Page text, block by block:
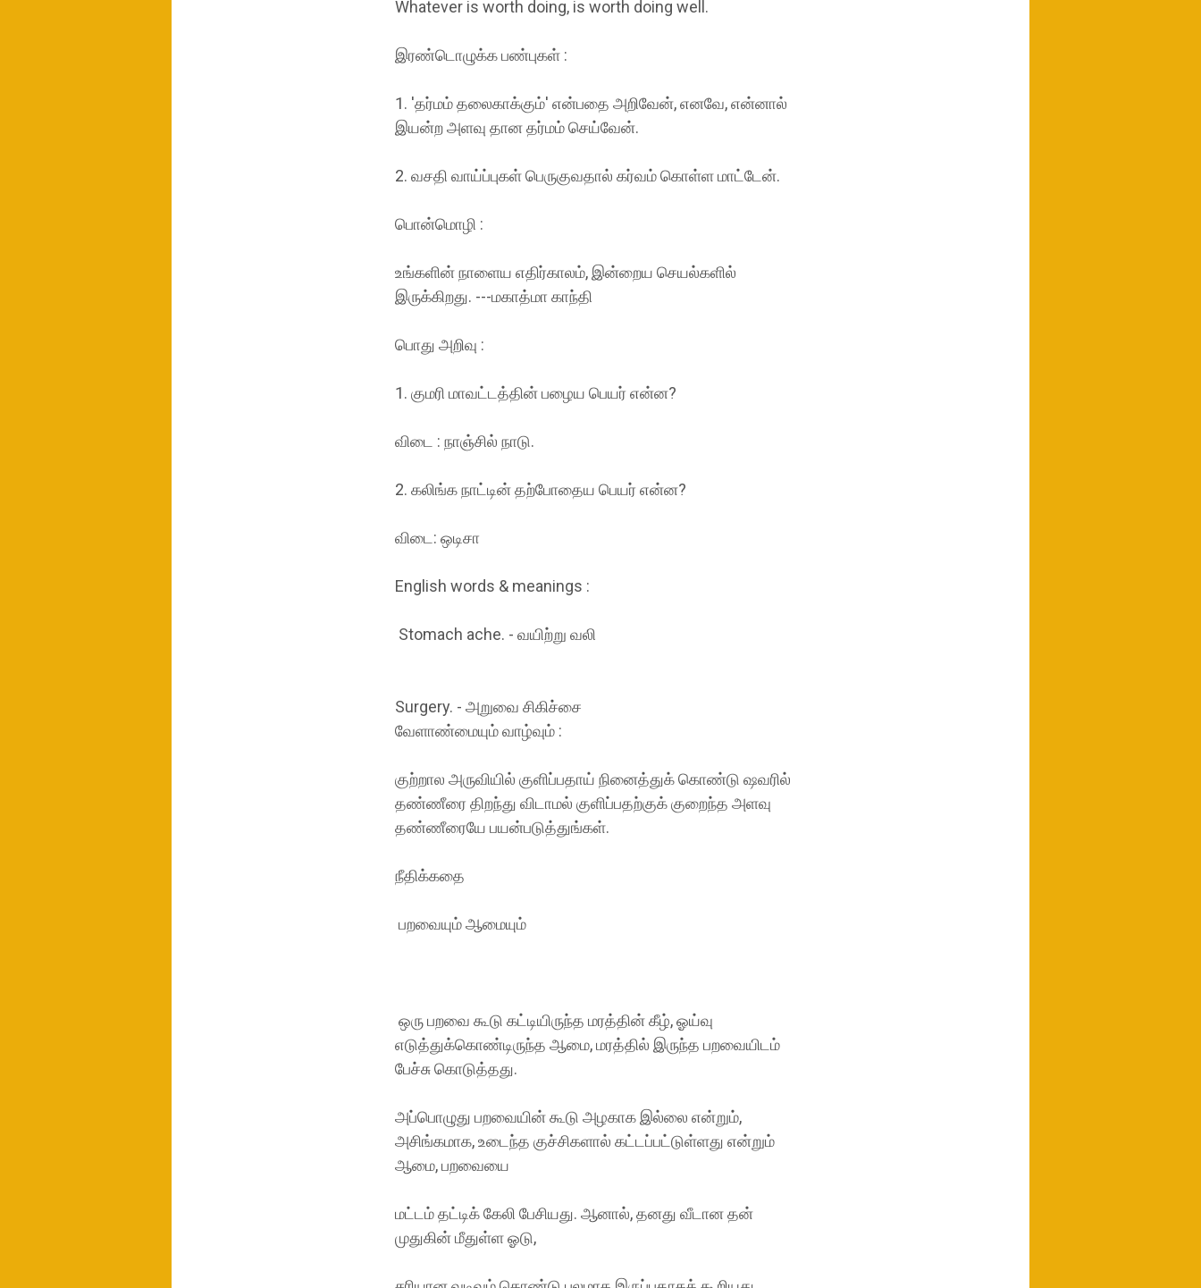
Whatever is worth doing, is worth doing well.
இரண்டொழுக்க பண்புகள் :
1. 'தர்மம் தலைகாக்கும்' என்பதை அறிவேன், எனவே, என்னால்
இயன்ற அளவு தான தர்மம் செய்வேன்.
2. வசதி வாய்ப்புகள் பெருகுவதால் கர்வம் கொள்ள மாட்டேன்.
பொன்மொழி :
உங்களின் நாளைய எதிர்காலம், இன்றைய செயல்களில்
இருக்கிறது. ---மகாத்மா காந்தி
பொது அறிவு :
1. குமரி மாவட்டத்தின் பழைய பெயர் என்ன?
விடை : நாஞ்சில் நாடு.
2. கலிங்க நாட்டின் தற்போதைய பெயர் என்ன?
விடை: ஒடிசா
English words & meanings :
Stomach ache. - வயிற்று வலி
Surgery. - அறுவை சிகிச்சை
வேளாண்மையும் வாழ்வும் :
குற்றால அருவியில் குளிப்பதாய் நினைத்துக் கொண்டு ஷவரில்
தண்ணீரை திறந்து விடாமல் குளிப்பதற்குக் குறைந்த அளவு
தண்ணீரையே பயன்படுத்துங்கள்.
நீதிக்கதை
பறவையும் ஆமையும்
ஒரு பறவை கூடு கட்டியிருந்த மரத்தின் கீழ், ஓய்வு
எடுத்துக்கொண்டிருந்த ஆமை, மரத்தில் இருந்த பறவையிடம்
பேச்சு கொடுத்தது.
அப்பொழுது பறவையின் கூடு அழகாக இல்லை என்றும்,
அசிங்கமாக, உடைந்த குச்சிகளால் கட்டப்பட்டுள்ளது என்றும்
ஆமை, பறவையை
மட்டம் தட்டிக் கேலி பேசியது. ஆனால், தனது வீடான தன்
முதுகின் மீதுள்ள ஓடு,